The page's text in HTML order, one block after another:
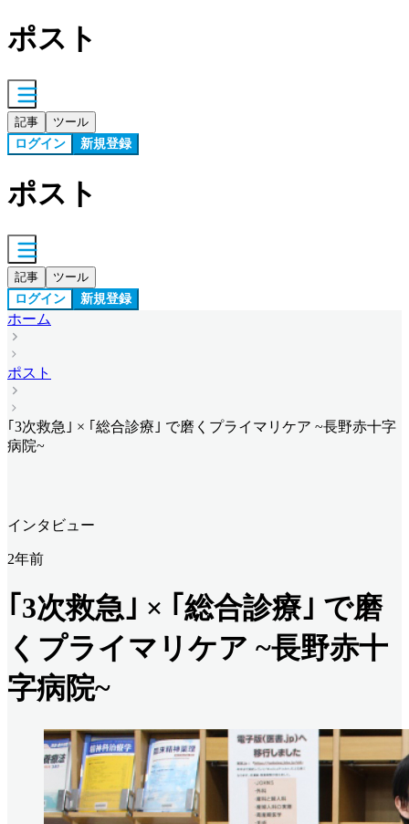
ポスト
記事 ツール
ログイン 新規登録
ポスト
記事 ツール
ログイン 新規登録
ホーム
ポスト
｢3次救急｣ × ｢総合診療｣ で磨くプライマリケア ~長野赤十字
病院~
インタビュー
2年前
｢3次救急｣ × ｢総合診療｣ で磨
くプライマリケア ~長野赤十
字病院~